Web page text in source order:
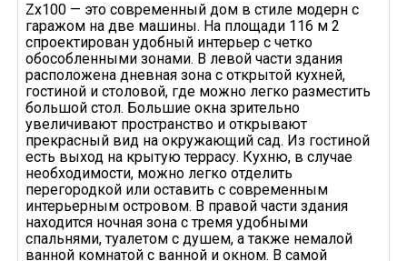
Zx100 — это современный дом в стиле модерн с
гаражом на две машины. На площади 116 м 2
спроектирован удобный интерьер с четко
обособленными зонами. В левой части здания
расположена дневная зона с открытой кухней,
гостиной и столовой, где можно легко разместить
большой стол. Большие окна зрительно
увеличивают пространство и открывают
прекрасный вид на окружающий сад. Из гостиной
есть выход на крытую террасу. Кухню, в случае
необходимости, можно легко отделить
перегородкой или оставить с современным
интерьерным островом. В правой части здания
находится ночная зона с тремя удобными
спальнями, туалетом с душем, а также немалой
ванной комнатой с ванной и окном. В самой